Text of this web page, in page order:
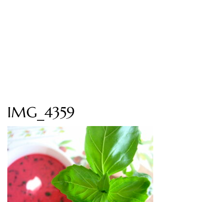
IMG_4359